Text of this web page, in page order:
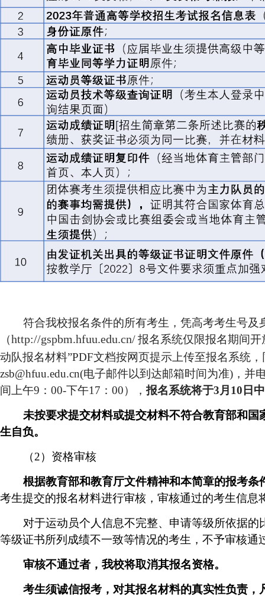
符合我校报名条件的所有考生，凭高考考生号及
（http://gspbm.hfuu.edu.cn/报名系统仅限报名期间开
动队报名材料”PDF文档按网页提示上传至报名系统
zsb@hfuu.edu.cn(电子邮件以到达邮箱时间为准) ，并
间上午9 ： 00-下午17 ： 00），报名系统将于3月 10 日
未按要求提交材料或提交材料不符合教育部和
生自负。
（2）资格审核
根据教育部和教育厅文件精神和本简章的报考条
考生提交的报名材料进行审核，审核通过的考生信息
对于运动员个人信息不完整、申请等级所依据
等级证书所列成绩不一致等情况的考生，不予审核通
审核不通过者，我校将取消其报名资格。
考生须诚信报考，对其报名材料的真实性负责